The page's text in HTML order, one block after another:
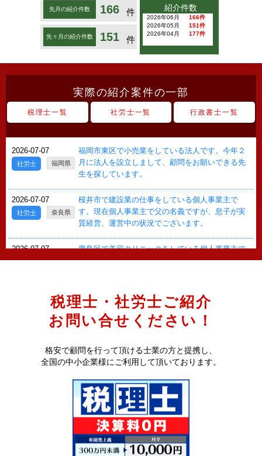
先月の紹介件数 166 件
先々月の紹介件数 151 件
紹介件数
2026年06月
166件
2026年05月
151件
2026年04月
177件
実際の紹介案件の一部
税理士一覧 社労士一覧 行政書士一覧
2026-07-07
社労士 福岡県
福岡市東区で小売業をしている法人です。今年２
月に法人を設立しまして、顧問をお願いできる先
生を探しています。
2026-07-07
社労士 奈良県
桜井市で建設業の仕事をしている個人事業主で
す。現在個人事業主で父の名義ですが、息子が実
質経営、運営中の状況でございます。
2026-07-07
社労士 東京都
豊島区で美容クリニックをしている個人事業主で
す。お願いしている先生がおりますが、変更のた
静岡県
藤枝市で小売業の運営をしている法人です。前期
分の決算のみをスポットでの依頼で、お願いでき
る先生を探しています。
2026-07-06
東京都
港区で小売業をしている法人です。今後の顧問を
お願いできればと思い、社労士の先生を探してい
大阪市で土木工事業の仕事をしている法人です。
現在、従業員は20名以下となり、今後の顧問をお
願いできる先生を探しています。
横浜市旭区で外構工事業を経営している法人で
税理士・社労士ご紹介
お問い合せください！
格安で顧問を行って頂ける士業の方と提携し、
全国の中小企業様にご利用して頂いております。